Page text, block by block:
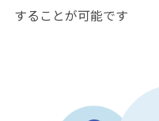
選ばれる理由
することが可能です